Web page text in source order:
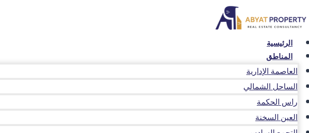
إلى
المحتوى
الرئيسية
المناطق
العاصمة الإدارية
الساحل الشمالي
راس الحكمة
العين السخنة